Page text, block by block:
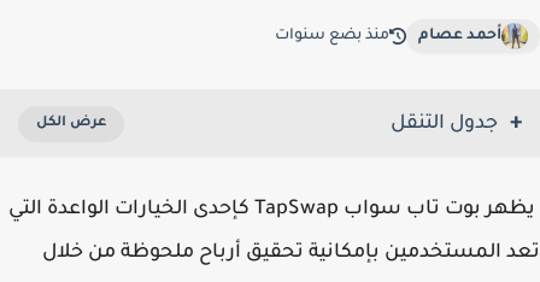
أحمد عصام منذ بضع سنوات
جدول التنقل
يظهر بوت تاب سواب TapSwap كإحدى الخيارات الواعدة التي
المستخدمين بإمكانية تحقيق أرباح ملحوظة من خلال